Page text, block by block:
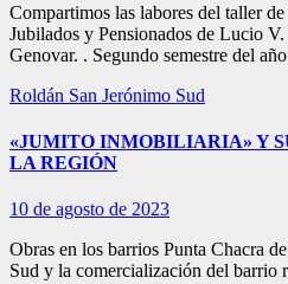
Compartimos las labores del taller
Jubilados y Pensionados de Lucio
Genovar. . Segundo semestre del
Roldán San Jerónimo Sud
«JUMITO INMOBILIARIA» Y
LA REGIÓN
10 de agosto de 2023
Obras en los barrios Punta Chacra
Sud y la comercialización del barrio